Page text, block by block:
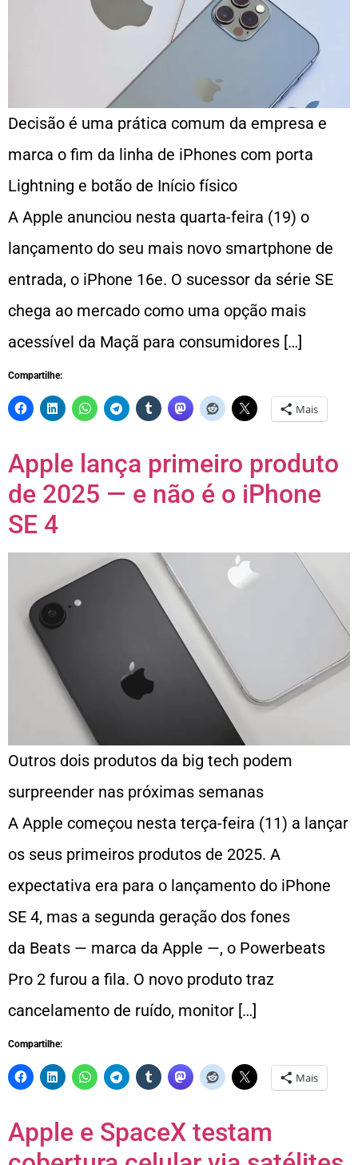
Decisão é uma prática comum da empresa e
marca o fim da linha de iPhones com porta
Lightning e botão de Início físico
A Apple anunciou nesta quarta-feira (19) o
lançamento do seu mais novo smartphone de
entrada, o iPhone 16e. O sucessor da série SE
chega ao mercado como uma opção mais
acessível da Maçã para consumidores […]
Compartilhe:
Mais
Apple lança primeiro produto
de 2025 — e não é o iPhone
SE 4
Outros dois produtos da big tech podem
surpreender nas próximas semanas
A Apple começou nesta terça-feira (11) a lançar
os seus primeiros produtos de 2025. A
expectativa era para o lançamento do iPhone
SE 4, mas a segunda geração dos fones
da Beats — marca da Apple —, o Powerbeats
Pro 2 furou a fila. O novo produto traz
cancelamento de ruído, monitor […]
Compartilhe:
Mais
Apple e SpaceX testam